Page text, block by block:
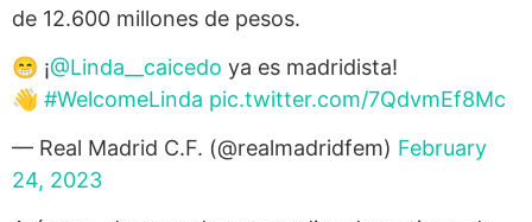
de 12.600 millones de pesos.
😁 ¡@Linda__caicedo ya es madridista!
👋 #WelcomeLinda pic.twitter.com/7QdvmEf8Mc
— Real Madrid C.F. (@realmadridfem) February
24, 2023